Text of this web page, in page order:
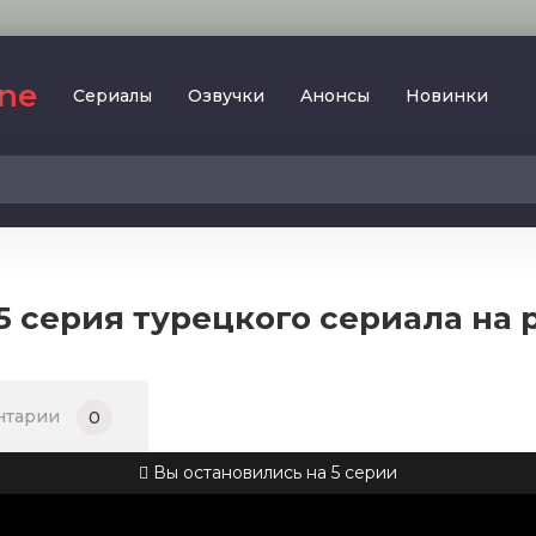
Сериалы
Детектив
Боевик
Oзвучки
AveTurk
Aнoнcы Новинки
турецкого сериала на
0
Вы остановились на 5 серии